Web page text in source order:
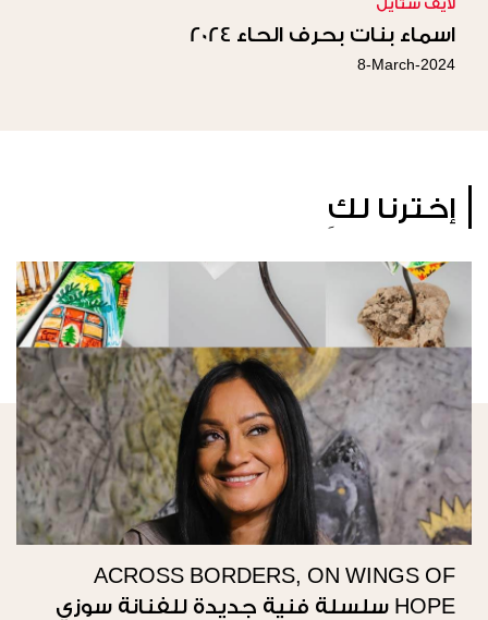
لايف ستايل
اسماء بنات بحرف الحاء 2024
8-March-2024
إخترنا لكِ
ACROSS BORDERS, ON WINGS OF
HOPE سلسلة فنية جديدة للفنانة سوزي